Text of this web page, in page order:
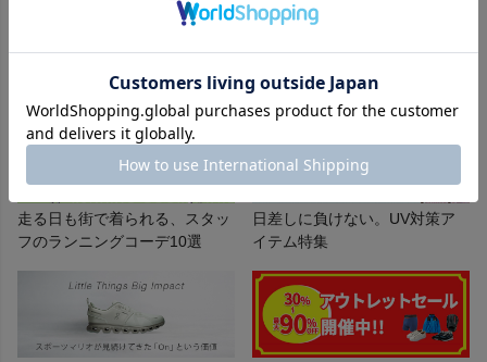
介
走る日も街で着られる、スタッ
フのランニングコーデ10選
日差しに負けない。UV対策ア
イテム特集